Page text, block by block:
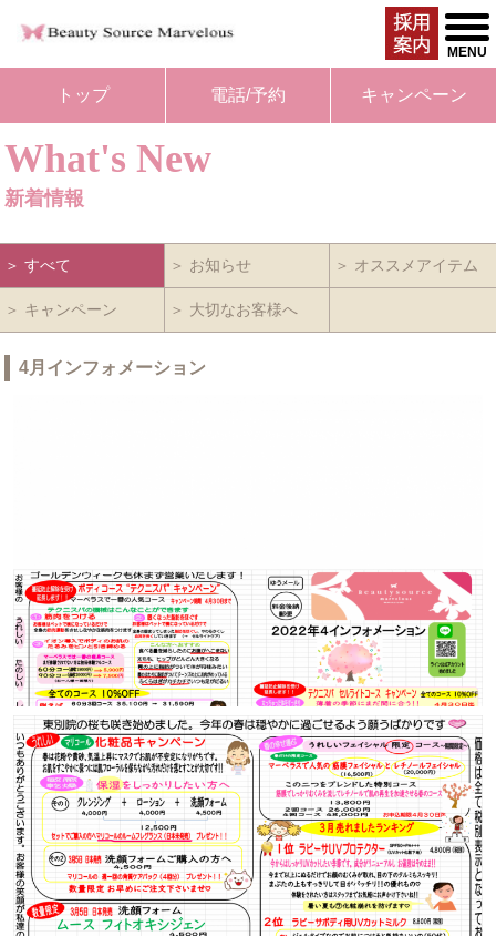
MENU
トップ 電話/予約 キャンペーン
What's New
新着情報
＞ すべて ＞ お知らせ ＞ オススメアイテム
＞ キャンペーン ＞ 大切なお客様へ
4月インフォメーション